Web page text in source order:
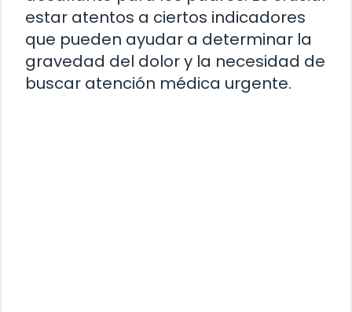
estar atentos a ciertos indicadores
que pueden ayudar a determinar la
gravedad del dolor y la necesidad de
buscar atención médica urgente.